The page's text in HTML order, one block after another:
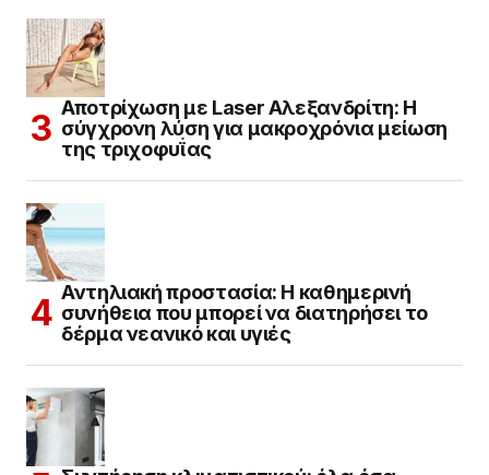
Αποτρίχωση με Laser Αλεξανδρίτη: Η
σύγχρονη λύση για μακροχρόνια μείωση
της τριχοφυΐας
Αντηλιακή προστασία: Η καθημερινή
συνήθεια που μπορεί να διατηρήσει το
δέρμα νεανικό και υγιές